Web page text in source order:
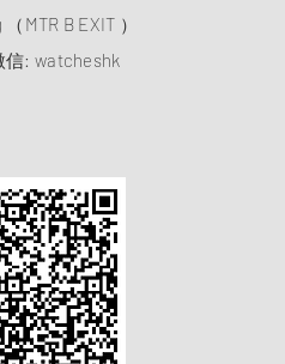
MTR B EXIT ）
信: watcheshk